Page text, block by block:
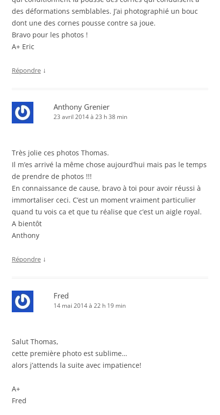
des déformations semblables. J’ai photographié un bouc
dont une des cornes pousse contre sa joue.
Bravo pour les photos !
A+ Eric
Répondre ↓
Anthony Grenier
23 avril 2014 à 23 h 38 min
Très jolie ces photos Thomas.
Il m’es arrivé la même chose aujourd’hui mais pas le temps
de prendre de photos !!!
En connaissance de cause, bravo à toi pour avoir réussi à
immortaliser ceci. C’est un moment vraiment particulier
quand tu vois ca et que tu réalise que c’est un aigle royal.
A bientôt
Anthony
Répondre ↓
Fred
14 mai 2014 à 22 h 19 min
Salut Thomas,
cette première photo est sublime…
alors j’attends la suite avec impatience!
A+
Fred